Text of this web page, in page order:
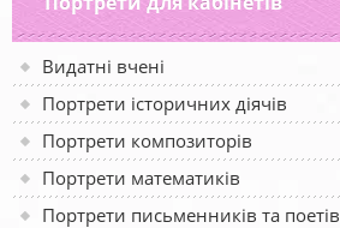
Видатні вчені
Портрети історичних діячів
Портрети композиторів
Портрети математиків
Портрети письменників та поетів